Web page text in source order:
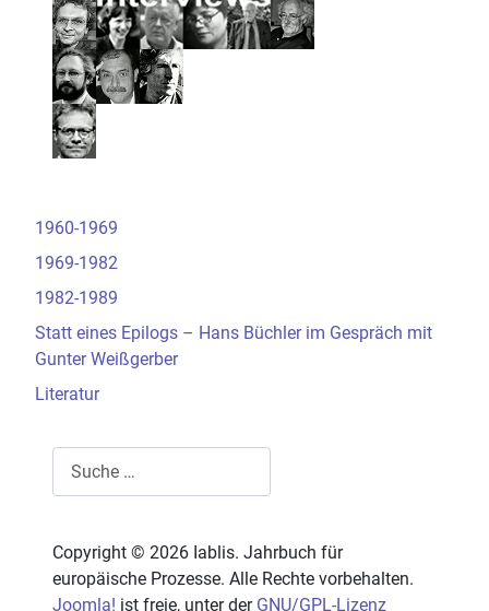
1960-1969
1969-1982
1982-1989
Statt eines Epilogs – Hans Büchler im Gespräch mit
Gunter Weißgerber
Literatur
Copyright © 2026 Iablis. Jahrbuch für
europäische Prozesse. Alle Rechte vorbehalten.
Joomla! ist freie, unter der GNU/GPL-Lizenz